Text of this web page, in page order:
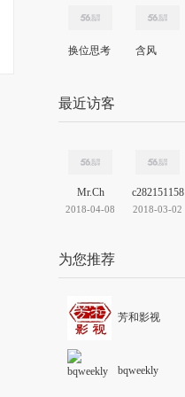
换位思考 含风
最近访客
Mr.Ch
2018-04-08
c282151158
2018-03-02
为您推荐
芳和影视
bqweekly